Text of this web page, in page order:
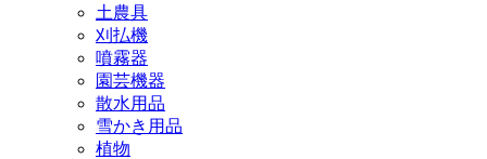
土農具
刈払機
噴霧器
園芸機器
散水用品
雪かき用品
植物